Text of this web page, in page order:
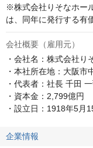
※株式会社りそなホー
は、同年に発行する有
会社概要（雇用元）
・会社名：株式会社り
・本社所在地：大阪
・代表者：社長 千田
・資本金：2,799億円
・設立日：1918年5月
企業情報